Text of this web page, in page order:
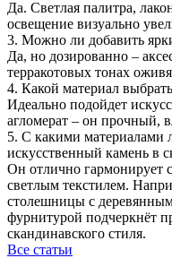
Да. Светлая палитра,
освещение визуально
3. Можно ли добавить
Да, но дозированно –
терракотовых тонах
4. Какой материал
Идеально подойдет
агломерат – он прочный,
5. С какими материалами
искусственный камень в
Он отлично гармонирует
светлым текстилем.
столешницы с
фурнитурой подчеркнёт
скандинавского стиля.
Все статьи